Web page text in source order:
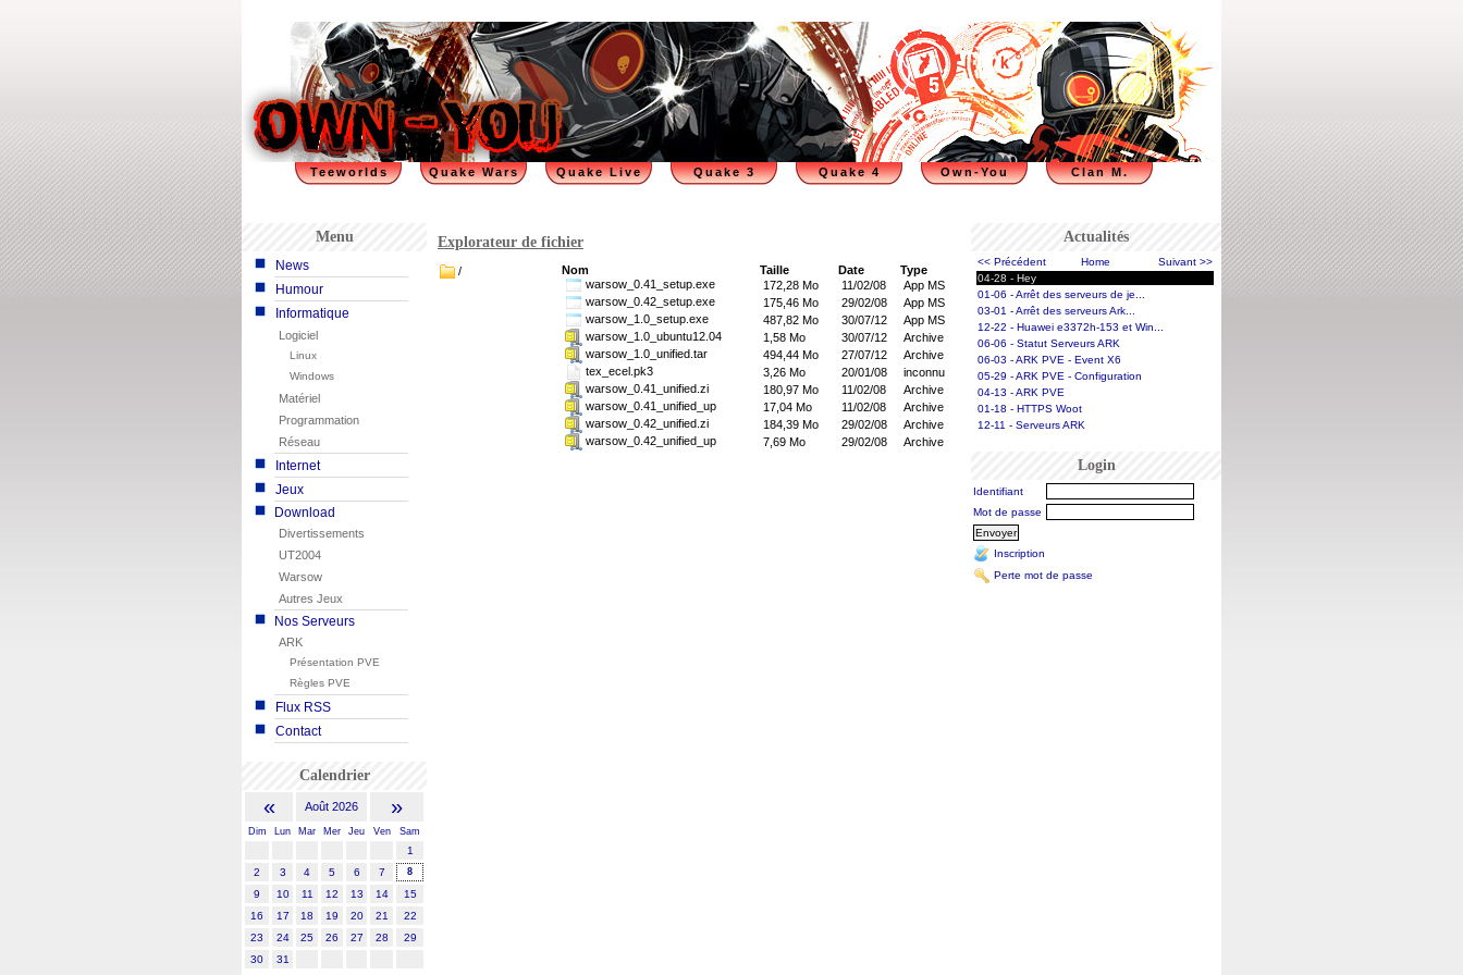
Clan M.
Own-You
Quake 4
Quake 3
Quake Live
Quake Wars
Teeworlds
Menu
News
Humour
Informatique
Logiciel
Linux
Windows
Matériel
Programmation
Réseau
Internet
Jeux
Download
Divertissements
UT2004
Warsow
Autres Jeux
Nos Serveurs
ARK
Présentation PVE
Règles PVE
Flux RSS
Contact
Calendrier
« Août 2026 »
Dim Lun Mar Mer Jeu Ven Sam
1
2
3 4 5 6 7 8
9 10 11 12 13 14
15
16
17 18 19 20 21
22
23
24 25 26 27 28
29
30
31
Actualités
<< Précédent Home
Suivant >>
04-28 - Hey
01-06 - Arrêt des serveurs de je...
03-01 - Arrêt des serveurs Ark...
12-22 - Huawei e3372h-153 et Win...
06-06 - Statut Serveurs ARK
06-03 - ARK PVE - Event X6
05-29 - ARK PVE - Configuration
04-13 - ARK PVE
01-18 - HTTPS Woot
12-11 - Serveurs ARK
Login
Identifiant
Mot de passe
Inscription
Perte mot de passe
Explorateur de fichier
/ Nom Taille Date
Type
warsow_0.41_setup.exe
172,28 Mo 11/02/08
App MS
warsow_0.42_setup.exe
175,46 Mo 29/02/08
App MS
warsow_1.0_setup.exe
487,82 Mo 30/07/12
App MS
warsow_1.0_ubuntu12.04
1,58 Mo 30/07/12
Archive
warsow_1.0_unified.tar
494,44 Mo 27/07/12
Archive
tex_ecel.pk3
3,26 Mo 20/01/08
inconnu
warsow_0.41_unified.zi
180,97 Mo 11/02/08
Archive
warsow_0.41_unified_up
17,04 Mo 11/02/08
Archive
warsow_0.42_unified.zi
184,39 Mo 29/02/08
Archive
warsow_0.42_unified_up
7,69 Mo 29/02/08 Archive